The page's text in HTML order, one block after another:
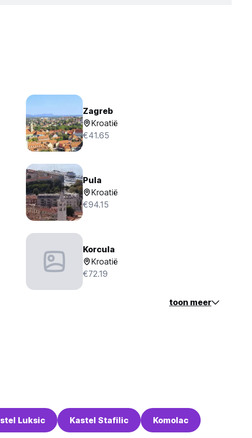
Zagreb
Kroatië
€41.65
Pula
Kroatië
€94.15
Korcula
Kroatië
€72.19
toon meer
Luksic Kastel Stafilic Komolac